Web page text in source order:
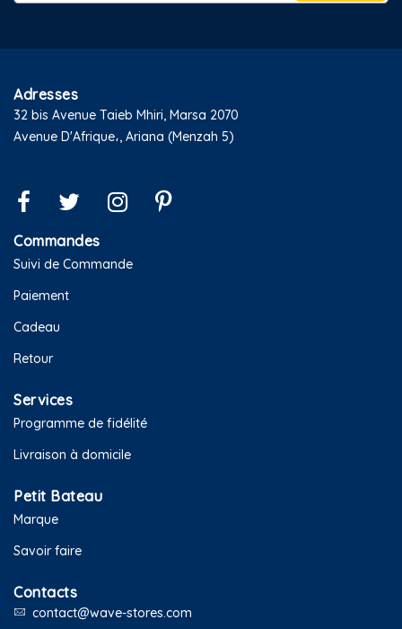
Adresses
32 bis Avenue Taieb Mhiri, Marsa 2070
Avenue D'Afrique،, Ariana (Menzah 5)
Commandes
Suivi de Commande
Paiement
Cadeau
Retour
Services
Programme de fidélité
Livraison à domicile
Petit Bateau
Marque
Savoir faire
Contacts
contact@wave-stores.com